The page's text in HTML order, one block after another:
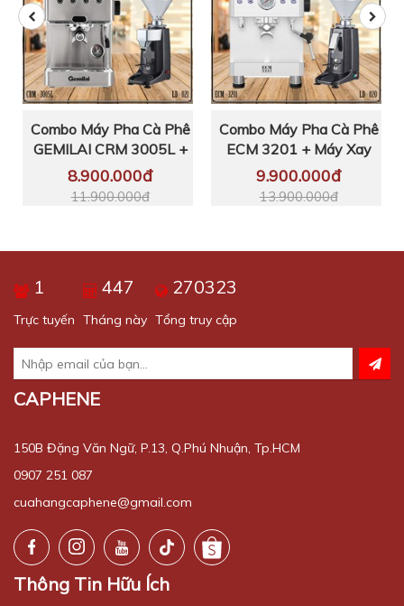
Combo Máy Pha Cà Phê
GEMILAI CRM 3005L +
Máy Xay Tự Động LD
021 – Phiên Bản Nâng
Dụng Cho Cá Nhân, Gia
8.900.000đ
11.900.000đ
Combo Máy Pha Cà Phê
ECM 3201 + Máy Xay
LD 020 | Công Suất Pha
100 Ly/Ngày | Giải Pháp
Take Away
9.900.000đ
13.900.000đ
1
Trực tuyến
447
Tháng này
270323
Tổng truy cập
CAPHENE
150B Đặng Văn Ngữ, P.13, Q.Phú Nhuận, Tp.HCM
0907 251 087
cuahangcaphene@gmail.com
Thông Tin Hữu Ích